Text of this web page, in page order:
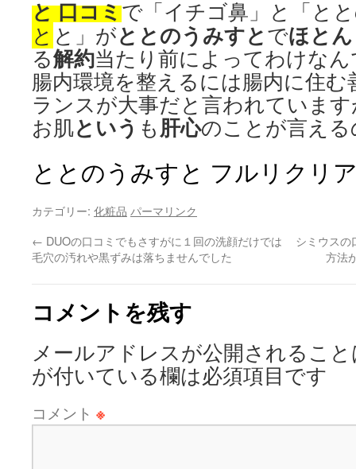
と 口コミで「イチゴ鼻」と「と
と と」がととのうみすとでほと
る解約当たり前によってわけな
腸内環境を整えるには腸内に住
ランスが大事だと言われていま
お肌という も肝心のことが言え
ととのうみすと フルリクリ
カテゴリー: 化粧品 パーマリンク
← DUOの口コミでもさすがに１回の洗顔だけでは
毛穴の汚れや黒ずみは落ちませんでした
シミウスの
方法
コメントを残す
メールアドレスが公開されるこ
が付いている欄は必須項目です
コメント ※